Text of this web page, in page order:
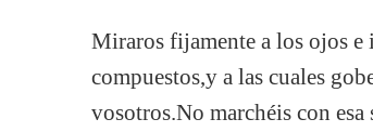
Miraros fijamente a los ojos e
compuestos,y a las cuales
vosotros.No marchéis con